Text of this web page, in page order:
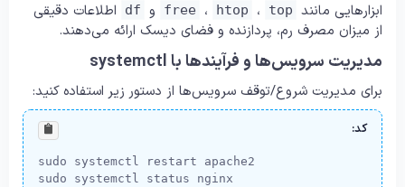
ابزارهایی مانند top ، htop ، free و df
اطلاعات دقیقی
از میزان مصرف رم، پردازنده و فضای دیسک ارائه می‌دهند.
مدیریت سرویس‌ها و فرآیندها با systemctl
برای مدیریت شروع/توقف سرویس‌ها از دستور زیر استفاده کنید:
کد:
sudo systemctl restart apache2
sudo systemctl status nginx